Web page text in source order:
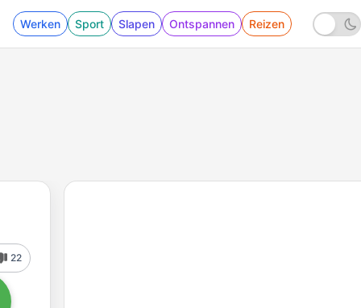
Werken Sport Slapen Ontspannen Reizen
22